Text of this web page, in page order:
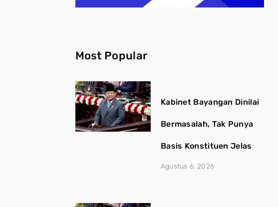
Most Popular
Kabinet Bayangan Dinilai
Bermasalah, Tak Punya
Basis Konstituen Jelas
Agustus 6, 2026